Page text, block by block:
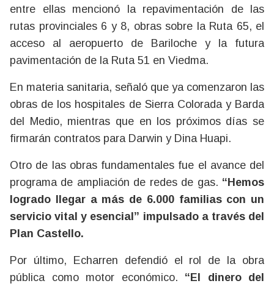
entre ellas mencionó la repavimentación de las
rutas provinciales 6 y 8, obras sobre la Ruta 65, el
acceso al aeropuerto de Bariloche y la futura
pavimentación de la Ruta 51 en Viedma.
En materia sanitaria, señaló que ya comenzaron las
obras de los hospitales de Sierra Colorada y Barda
del Medio, mientras que en los próximos días se
firmarán contratos para Darwin y Dina Huapi.
Otro de las obras fundamentales fue el avance del
programa de ampliación de redes de gas. “Hemos
logrado llegar a más de 6.000 familias con un
servicio vital y esencial” impulsado a través del
Plan Castello.
Por último, Echarren defendió el rol de la obra
pública como motor económico. “El dinero del